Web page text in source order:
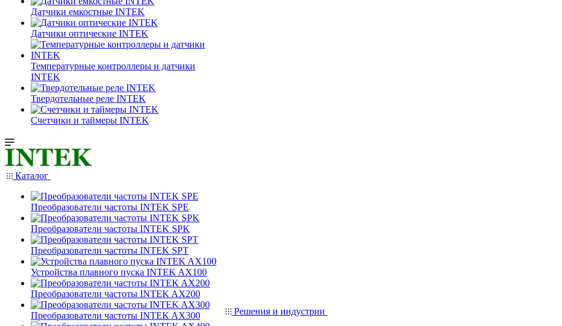
Датчики емкостные INTEK
Датчики оптические INTEK
Температурные контроллеры и датчики
INTEK
Твердотельные реле INTEK
Счетчики и таймеры INTEK
Каталог
Преобразователи частоты INTEK SPE
Преобразователи частоты INTEK SPK
Преобразователи частоты INTEK SPT
Устройства плавного пуска INTEK AX100
Преобразователи частоты INTEK AX200
Преобразователи частоты INTEK AX300
Решения и индустрии